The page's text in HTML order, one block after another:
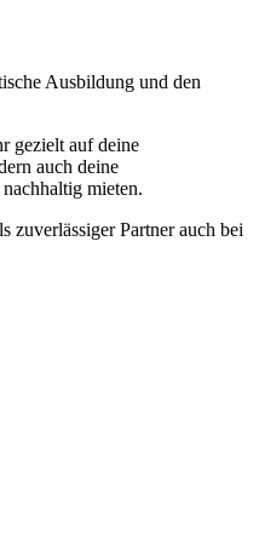
Ausbildung und den
gezielt auf deine
auch deine
mieten.
zuverlässiger Partner auch bei